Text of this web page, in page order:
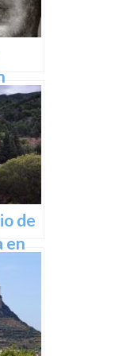
de
en